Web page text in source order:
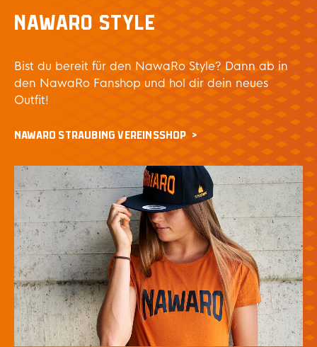
NAWARO STYLE
Bist du bereit für den NawaRo Style? Dann ab in
den NawaRo Fanshop und hol dir dein neues
Outfit!
NAWARO STRAUBING VEREINSSHOP